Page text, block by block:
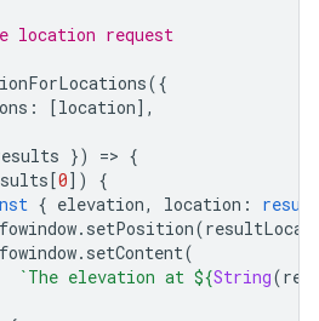
request
({
: [location],
}) => {
[0])
{
{ elevation, location :
. setPosition(
. setContent(
`The elevation at ${String(